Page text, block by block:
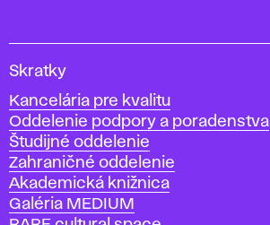
V
s
o
k
á
š
k
Skratky
Kancelária pre kvalitu
Oddelenie podpory a poradenstva
Študijné oddelenie
Zahraničné oddelenie
Akademická knižnica
Galéria MEDIUM